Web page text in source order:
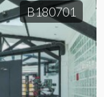
B180701